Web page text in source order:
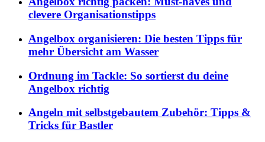
clevere Organisationstipps
Angelbox organisieren: Die besten Tipps für
mehr Übersicht am Wasser
Ordnung im Tackle: So sortierst du deine
Angelbox richtig
Angeln mit selbstgebautem Zubehör: Tipps &
Tricks für Bastler